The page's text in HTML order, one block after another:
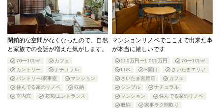
閉鎖的な空間がなくなったので、自然
と家族での会話が増えた気がします。
70〜100㎡
カフェ
カントリー
ナチュラル
パントリー/家事室
マンション
住んでる家のリノベ
収納
室内窓
玄関/エントランス
マンションリノベでここまで出来た事
が本当に嬉しいです
500万円〜1,000万円
70〜100㎡
LDK
R開口
さいたまエリア
さいたま宮原店
カフェ
シンプル
ナチュラル
マンション
住んでる家のリノベ
収納
家事ラク間取り